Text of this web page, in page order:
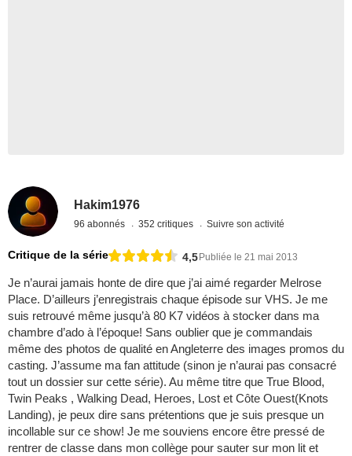
Hakim1976
96 abonnés 352 critiques Suivre son activité
Critique de la série 4,5Publiée le 21 mai 2013
Je n’aurai jamais honte de dire que j’ai aimé regarder Melrose
Place. D’ailleurs j’enregistrais chaque épisode sur VHS. Je me
suis retrouvé même jusqu’à 80 K7 vidéos à stocker dans ma
chambre d’ado à l’époque! Sans oublier que je commandais
même des photos de qualité en Angleterre des images promos du
casting. J’assume ma fan attitude (sinon je n’aurai pas consacré
tout un dossier sur cette série). Au même titre que True Blood,
Twin Peaks , Walking Dead, Heroes, Lost et Côte Ouest(Knots
Landing), je peux dire sans prétentions que je suis presque un
incollable sur ce show! Je me souviens encore être pressé de
rentrer de classe dans mon collège pour sauter sur mon lit et